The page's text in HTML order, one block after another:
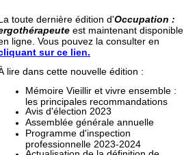
toute dernière édition d'Occupation :
est maintenant disponible
ligne. Vous pouvez la consulter en
sur ce lien.
lire dans cette nouvelle édition :
Mémoire Vieillir et vivre ensemble :
les principales recommandations
Avis d'élection 2023
Assemblée générale annuelle
Programme d'inspection
professionnelle 2023-2024